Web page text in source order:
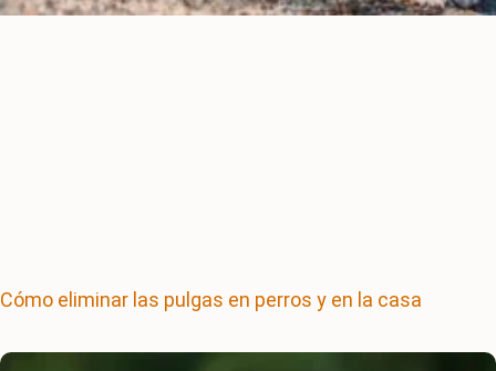
Cómo eliminar las pulgas en perros y en la casa